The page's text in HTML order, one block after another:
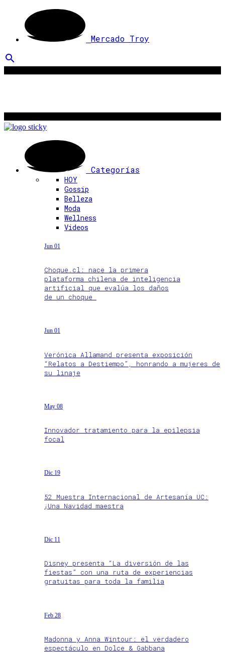
Mercado Troy
search
Categorías
HOY
Gossip
Belleza
Moda
Wellness
Videos
Jun 01
Choque.cl: nace la primera
plataforma chilena de inteligencia
artificial que evalúa los daños
de un choque
Jun 01
Verónica Allamand presenta exposición
“Relatos a Destiempo”, honrando a mujeres de
su linaje
May 08
Innovador tratamiento para la epilepsia
focal
Dic 19
52 Muestra Internacional de Artesanía UC:
¡Una Navidad maestra
Dic 11
Disney presenta “La diversión de las
fiestas” con una ruta de experiencias
gratuitas para toda la familia
Feb 28
Madonna y Anna Wintour: el verdadero
espectáculo en Dolce & Gabbana